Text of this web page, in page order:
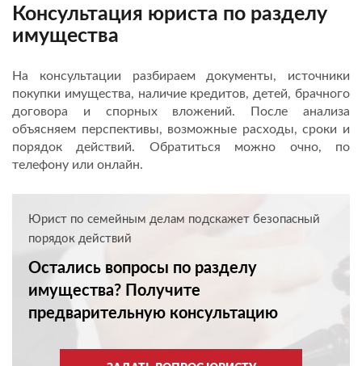
Консультация юриста по разделу
имущества
На консультации разбираем документы, источники
покупки имущества, наличие кредитов, детей, брачного
договора и спорных вложений. После анализа
объясняем перспективы, возможные расходы, сроки и
порядок действий. Обратиться можно очно, по
телефону или онлайн.
Юрист по семейным делам подскажет безопасный
порядок действий
Остались вопросы по разделу
имущества? Получите
предварительную консультацию